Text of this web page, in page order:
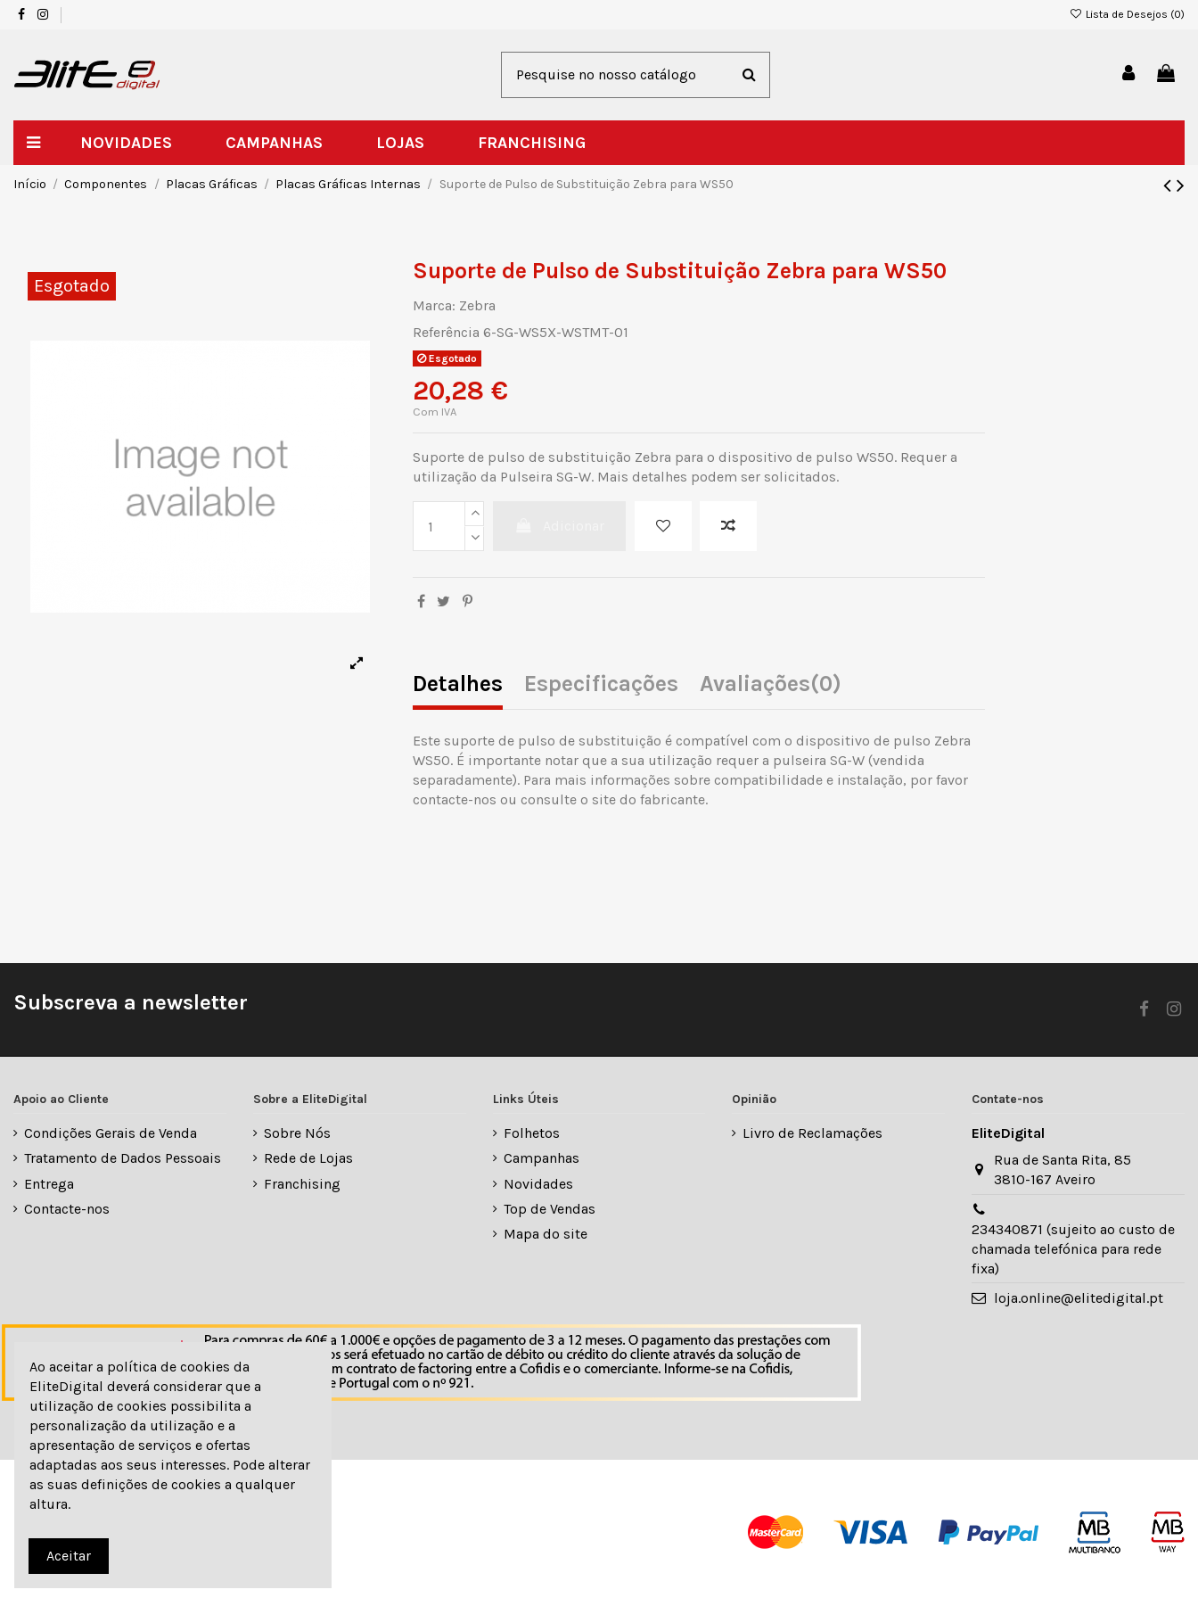
Lista de Desejos (0)
NOVIDADES CAMPANHAS LOJAS FRANCHISING
Início Componentes Placas Gráficas Placas Gráficas Internas Suporte de Pulso de Substituição Zebra para WS50
Esgotado
Suporte de Pulso de Substituição Zebra para WS50
Marca: Zebra
Referência 6-SG-WS5X-WSTMT-01
Esgotado
20,28 €
Com IVA
Suporte de pulso de substituição Zebra para o dispositivo de pulso WS50. Requer a
utilização da Pulseira SG-W. Mais detalhes podem ser solicitados.
Detalhes Especificações Avaliações(0)
Este suporte de pulso de substituição é compatível com o dispositivo de pulso Zebra
WS50. É importante notar que a sua utilização requer a pulseira SG-W (vendida
separadamente). Para mais informações sobre compatibilidade e instalação, por favor
contacte-nos ou consulte o site do fabricante.
Subscreva a newsletter
Apoio ao Cliente
Condições Gerais de Venda
Tratamento de Dados Pessoais
Entrega
Contacte-nos
Sobre a EliteDigital
Sobre Nós
Rede de Lojas
Franchising
Links Úteis
Folhetos
Campanhas
Novidades
Top de Vendas
Mapa do site
Opinião
Livro de Reclamações
Contate-nos
EliteDigital
Rua de Santa Rita, 85
3810-167 Aveiro
234340871 (sujeito ao custo de
chamada telefónica para rede
fixa)
loja.online@elitedigital.pt
© elitedigital
Ao aceitar a política de cookies da
EliteDigital deverá considerar que a
utilização de cookies possibilita a
personalização da utilização e a
apresentação de serviços e ofertas
adaptadas aos seus interesses. Pode alterar
as suas definições de cookies a qualquer
altura.
Aceitar